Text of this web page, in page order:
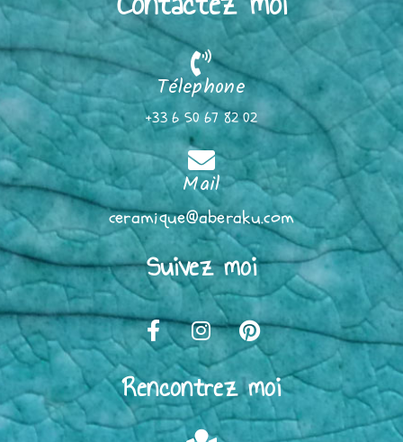
Télephone
+33 6 50 67 82 02
Mail
ceramique@aberaku.com
Suivez moi
Rencontrez moi